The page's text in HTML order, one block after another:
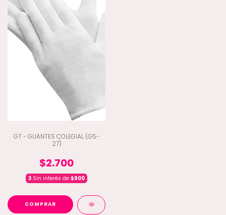
GT - GUANTES COLEGIAL (G5-
27)
$2.700
3 Sin interés de $900
COMPRAR